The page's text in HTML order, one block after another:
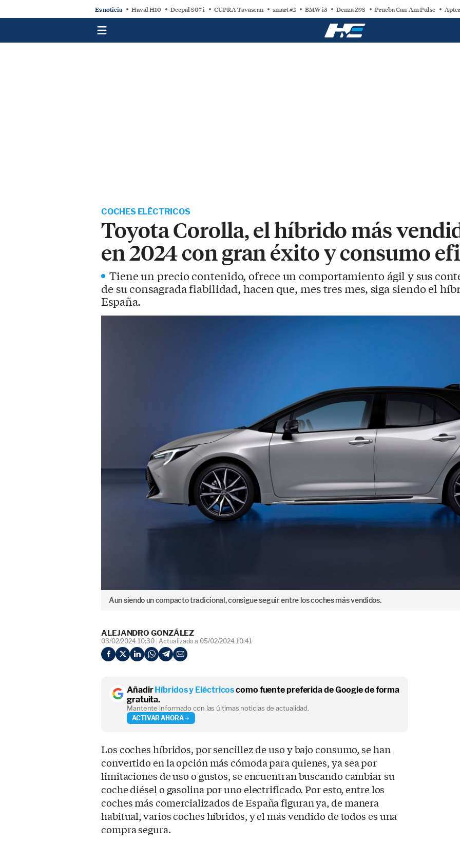
Es noticia Haval H10 Deepal S07 i CUPRA Tavascan smart #2 BMW i3 Denza Z9S Prueba Can-Am Pulse
COCHES ELÉCTRICOS
Toyota Corolla, el híbrido más
en 2024 con gran éxito y consumo
Tiene un precio contenido, ofrece un comportamiento ágil y sus
de su consagrada fiabilidad, hacen que, mes tres mes, siga siendo el
España.
Aun siendo un compacto tradicional, consigue seguir entre los coches más vendidos.
ALEJANDRO GONZÁLEZ
03/02/2024 10:30 Actualizado a 05/02/2024 10:41
Añadir Híbridos y Eléctricoscomo fuente preferida de Google de forma
gratuita.
Mantente informado con las últimas noticias de actualidad.
ACTIVAR AHORA
Los coches híbridos, por sencillez de uso y bajo consumo, se han
convertido en la opción más cómoda para quienes, ya sea por
limitaciones de uso o gustos, se encuentran buscando cambiar su
coche diésel o gasolina por uno electrificado. Por esto, entre los
coches más comercializados de España figuran ya, de manera
habitual, varios coches híbridos, y el más vendido de todos es una
compra segura.